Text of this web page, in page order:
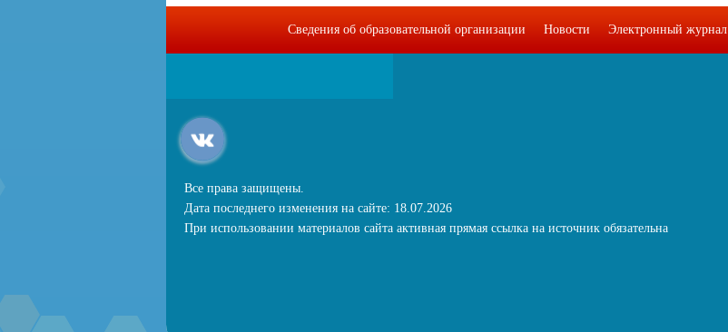
Сведения об образовательной организации Новости Электронный журнал
Все права защищены.
Дата последнего изменения на сайте: 18.07.2026
При использовании материалов сайта активная прямая ссылка на источник обязательна